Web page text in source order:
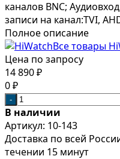
каналов BNC;
записи на канал:TVI,
Полное описание
Все товары
Цена по запросу
14 890 ₽
0 ₽
-
В наличии
Артикул: 10-143
Доставка по всей
течении 15 минут